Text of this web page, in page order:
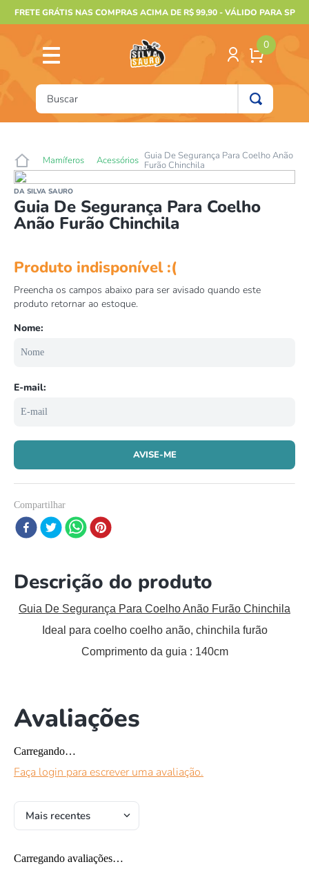
FRETE GRÁTIS NAS COMPRAS ACIMA DE R$ 99,90 - VÁLIDO PARA SP
0
Buscar
Mamíferos Acessórios Guia De Segurança Para Coelho Anão
Furão Chinchila
DA SILVA SAURO
Guia De Segurança Para Coelho
Anão Furão Chinchila
Compartilhar
Descrição do produto
Guia De Segurança Para Coelho Anão Furão Chinchila
Ideal para coelho coelho anão, chinchila furão
Comprimento da guia : 140cm
Avaliações
Carregando…
Faça login para escrever uma avaliação.
Mais recentes
Carregando avaliações…
2º
animais
4º
gaiolas bragança
6º
tartaruga
7º
jabuti